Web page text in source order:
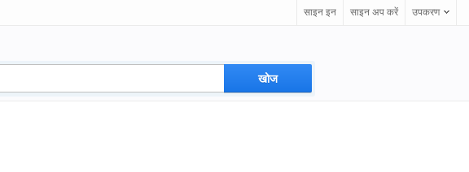
साइन इन साइन अप करें उपकरण